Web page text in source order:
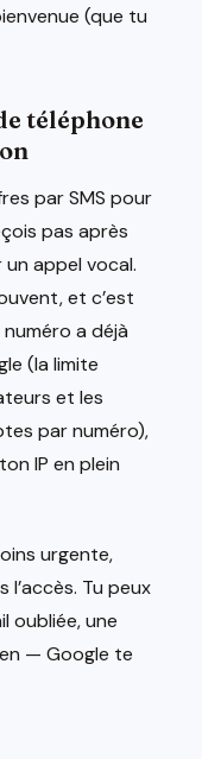
(que tu
téléphone
par SMS pour
pas après
appel vocal.
et c’est
a déjà
(la limite
et les
par numéro),
IP en plein
urgente,
Tu peux
oubliée, une
— Google te